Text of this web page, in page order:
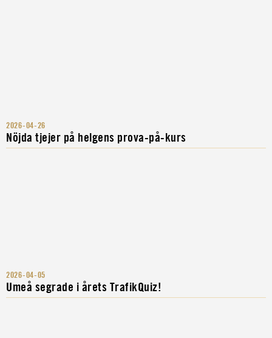
2026-04-26
Nöjda tjejer på helgens prova-på-kurs
2026-04-05
Umeå segrade i årets TrafikQuiz!